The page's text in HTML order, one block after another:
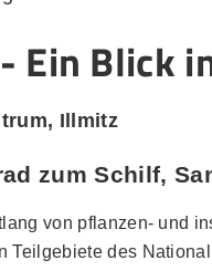
Ein Blick
Illmitz
zum Schilf,
von pflanzen- und
Teilgebiete des